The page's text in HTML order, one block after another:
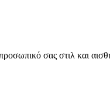
σας στιλ και